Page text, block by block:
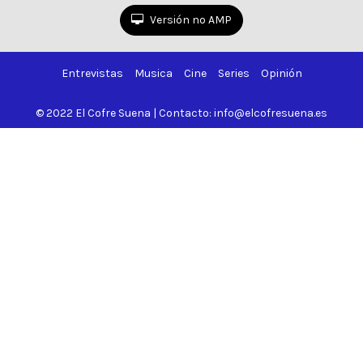
Versión no AMP
Entrevistas Musica Cine Series Opinión
© 2022 El Cofre Suena | Contacto: info@elcofresuena.es